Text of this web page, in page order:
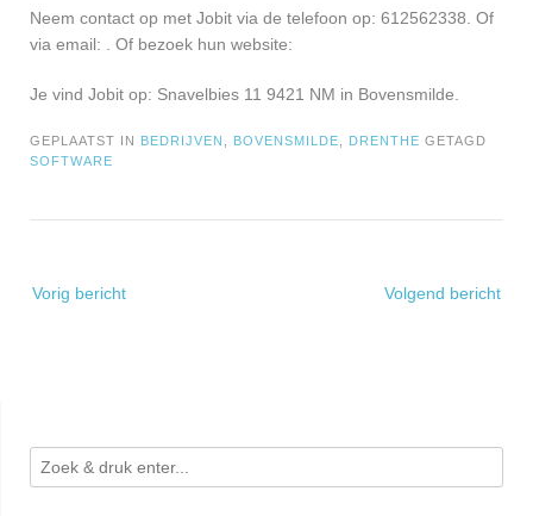
Neem contact op met Jobit via de telefoon op: 612562338. Of
via email:
. Of bezoek hun website:
Je vind Jobit op: Snavelbies 11 9421 NM in Bovensmilde.
GEPLAATST IN BEDRIJVEN BOVENSMILDE DRENTHE GETAGD
SOFTWARE
navigatie
Vorig bericht Volgend bericht